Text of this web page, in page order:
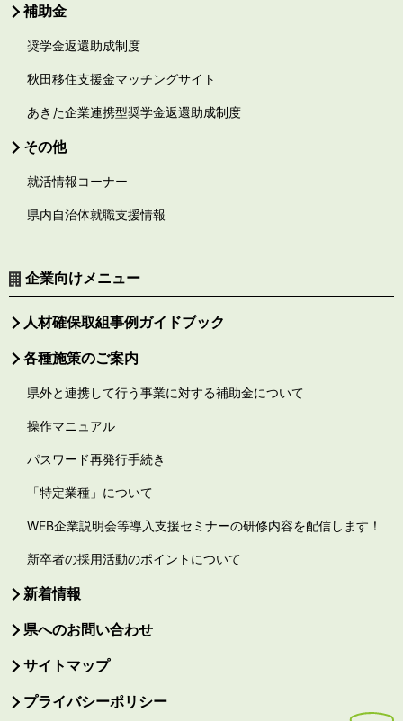
補助金
奨学金返還助成制度
秋田移住支援金マッチングサイト
あきた企業連携型奨学金返還助成制度
その他
就活情報コーナー
県内自治体就職支援情報
企業向けメニュー
人材確保取組事例ガイドブック
各種施策のご案内
県外と連携して行う事業に対する補助金について
操作マニュアル
パスワード再発行手続き
「特定業種」について
WEB企業説明会等導入支援セミナーの研修内容を配信します！
新卒者の採用活動のポイントについて
新着情報
県へのお問い合わせ
サイトマップ
プライバシーポリシー